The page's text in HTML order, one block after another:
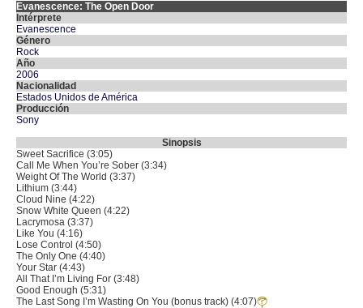
Evanescence: The Open Door
Intérprete
Evanescence
Género
Rock
Año
2006
Nacionalidad
Estados Unidos de América
Producción
Sony
Sinopsis
Sweet Sacrifice (3:05)
Call Me When You’re Sober (3:34)
Weight Of The World (3:37)
Lithium (3:44)
Cloud Nine (4:22)
Snow White Queen (4:22)
Lacrymosa (3:37)
Like You (4:16)
Lose Control (4:50)
The Only One (4:40)
Your Star (4:43)
All That I’m Living For (3:48)
Good Enough (5:31)
The Last Song I’m Wasting On You (bonus track) (4:07)